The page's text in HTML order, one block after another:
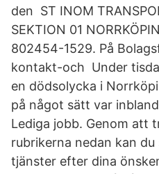
den ST INOM
SEKTION 01
802454-1529. På
kontakt-och Under
en dödsolycka i
på något sätt var
Lediga jobb. Genom att
rubrikerna nedan kan
tjänster efter dina